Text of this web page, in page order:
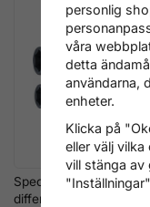
Specialhylssats för
differentialfläns-mutter
personlig
våra
detta
användarna,
enheter.
Klicka på
eller välj
vill stänga av